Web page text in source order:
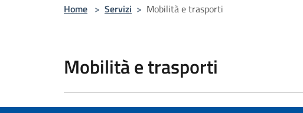
Home > Servizi > Mobilità e trasporti
Mobilità e trasporti